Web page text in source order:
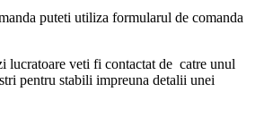
puteti utiliza formularul de comanda
lucratoare veti fi contactat de catre unul
pentru stabili impreuna detalii unei